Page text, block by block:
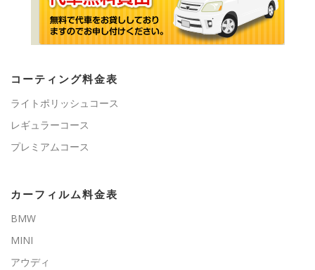
コーティング料金表
ライトポリッシュコース
レギュラーコース
プレミアムコース
カーフィルム料金表
BMW
MINI
アウディ